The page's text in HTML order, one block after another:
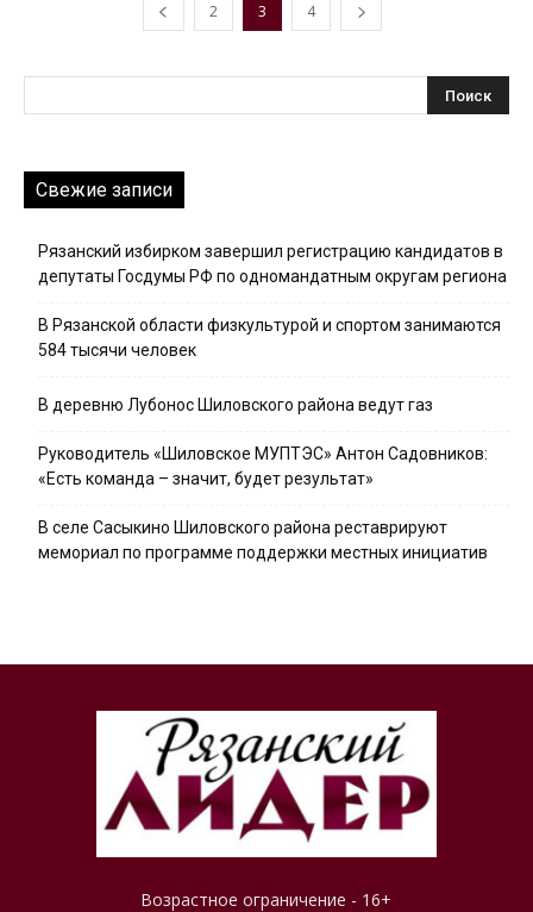
2 3 4
Свежие записи
Рязанский избирком завершил регистрацию кандидатов в
депутаты Госдумы РФ по одномандатным округам региона
В Рязанской области физкультурой и спортом занимаются
584 тысячи человек
В деревню Лубонос Шиловского района ведут газ
Руководитель «Шиловское МУПТЭС» Антон Садовников:
«Есть команда – значит, будет результат»
В селе Сасыкино Шиловского района реставрируют
мемориал по программе поддержки местных инициатив
Возрастное ограничение - 16+